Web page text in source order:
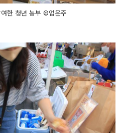
한 청년 농부 ©엄윤주